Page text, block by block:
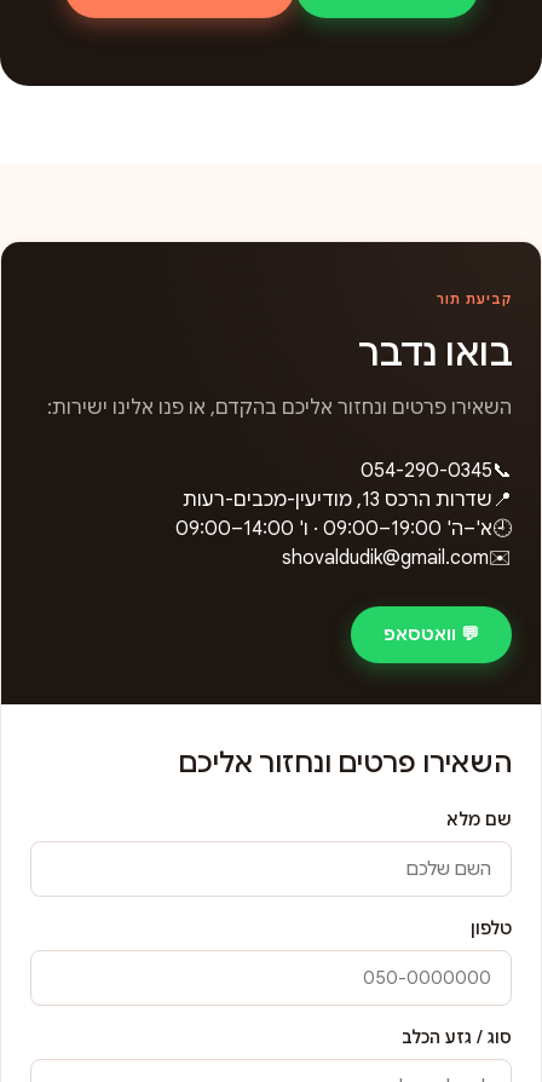
קביעת תור
בואו נדבר
השאירו פרטים ונחזור אליכם בהקדם, או פנו אלינו ישירות:
📞
054-290-0345
📍 שדרות הרכס 13, מודיעין-מכבים-רעות
🕘א'–ה' 09:00–19:00 · ו' 09:00–14:00
✉️
shovaldudik@gmail.com
💬 וואטסאפ
השאירו פרטים ונחזור אליכם
שם מלא
טלפון
סוג / גזע הכלב